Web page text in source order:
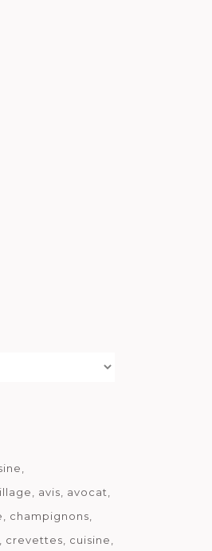
avis
avocat
champignons
crevettes
cuisine